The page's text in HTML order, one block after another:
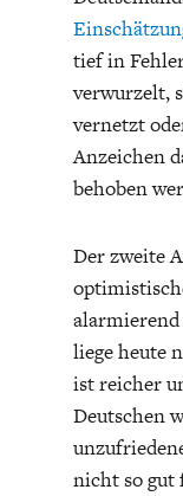
tief in
verwurzelt,
vernetzt
Anzeichen
behoben
Der zweite
liege heute
ist reicher
Deutschen
nicht so gut